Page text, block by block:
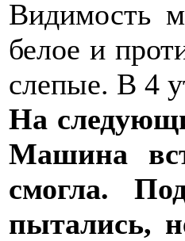
Видимость
белое и
слепые. В 4
На
Машина
смогла.
пытались,